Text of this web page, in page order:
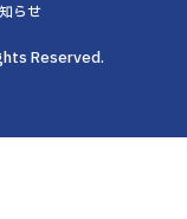
らせ
Reserved.